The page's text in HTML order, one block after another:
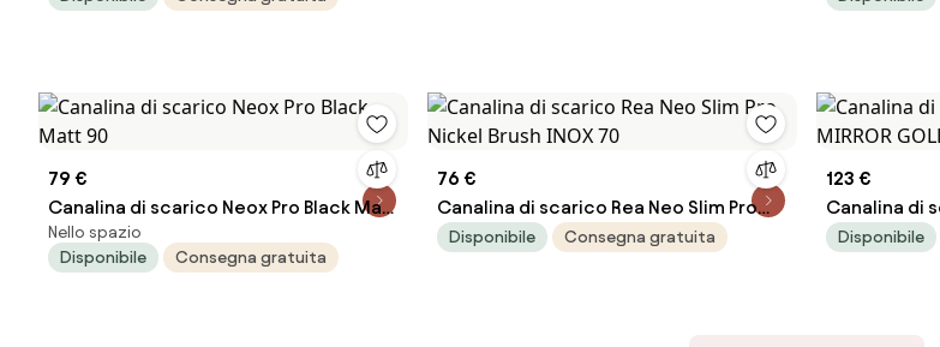
79 €
Canalina di scarico Neox Pro Black Matt
90
Nello spazio
Disponibile
Consegna gratuita
76 €
Canalina di scarico Rea Neo Slim Pro
Nickel Brush INOX 70
Disponibile Consegna gratuita
123 €
Canalina di
MIRROR
Disponibile